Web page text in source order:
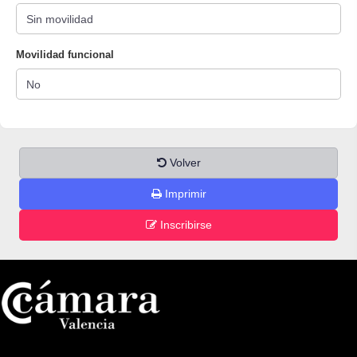
Movilidad funcional
Volver
Imprimir
Inscribirse